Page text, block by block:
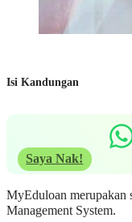
Isi Kandungan
Saya Nak!
MyEduloan merupakan
Management System.